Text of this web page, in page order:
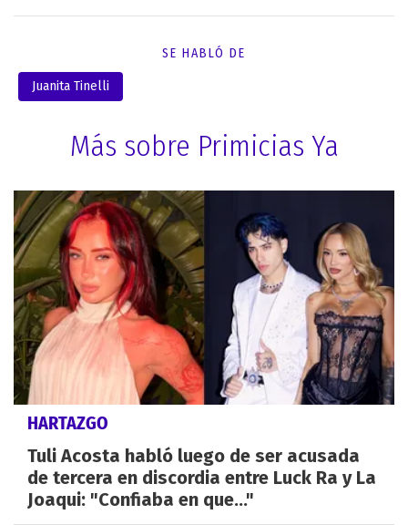
SE HABLÓ DE
Juanita Tinelli
Más sobre Primicias Ya
HARTAZGO
Tuli Acosta habló luego de ser acusada
de tercera en discordia entre Luck Ra y La
Joaqui: "Confiaba en que..."